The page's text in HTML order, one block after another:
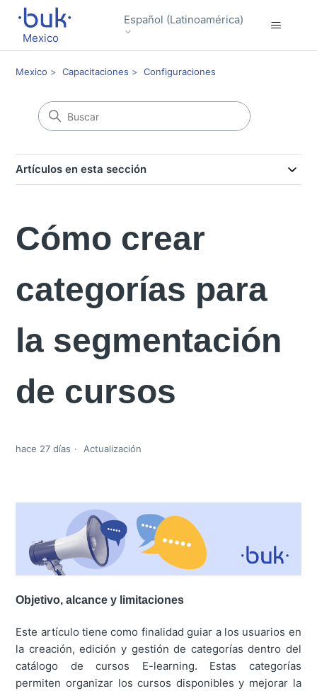
Mexico
Español (Latinoamérica)
Mexico Capacitaciones Configuraciones
Artículos en esta sección
Cómo crear
categorías para
la segmentación
de cursos
hace 27 días Actualización
Objetivo, alcance y limitaciones
Este artículo tiene como finalidad guiar a los usuarios en
la creación, edición y gestión de categorías dentro del
catálogo de cursos E-learning. Estas categorías
permiten organizar los cursos disponibles y mejorar la